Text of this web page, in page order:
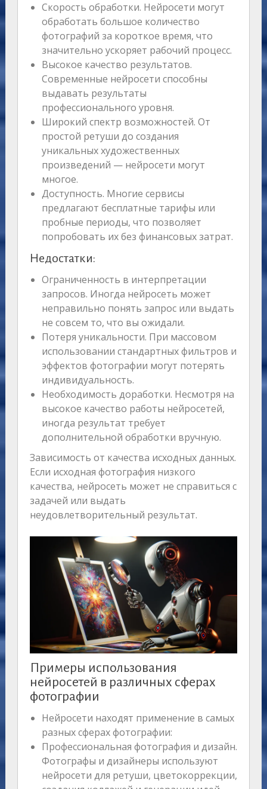
Скорость обработки. Нейросети могут
обработать большое количество
фотографий за короткое время, что
значительно ускоряет рабочий процесс.
Высокое качество результатов.
Современные нейросети способны
выдавать результаты
профессионального уровня.
Широкий спектр возможностей. От
простой ретуши до создания
уникальных художественных
произведений — нейросети могут
многое.
Доступность. Многие сервисы
предлагают бесплатные тарифы или
пробные периоды, что позволяет
попробовать их без финансовых затрат.
Недостатки:
Ограниченность в интерпретации
запросов. Иногда нейросеть может
неправильно понять запрос или выдать
не совсем то, что вы ожидали.
Потеря уникальности. При массовом
использовании стандартных фильтров и
эффектов фотографии могут потерять
индивидуальность.
Необходимость доработки. Несмотря на
высокое качество работы нейросетей,
иногда результат требует
дополнительной обработки вручную.
Зависимость от качества исходных данных.
Если исходная фотография низкого
качества, нейросеть может не справиться с
задачей или выдать
неудовлетворительный результат.
Примеры использования
нейросетей в различных сферах
фотографии
Нейросети находят применение в самых
разных сферах фотографии:
Профессиональная фотография и дизайн.
Фотографы и дизайнеры используют
нейросети для ретуши, цветокоррекции,